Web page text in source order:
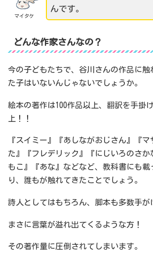
マイタケ
んです。
どんな作家さんなの？
今の子どもたちで、谷川さんの作品に触
た子はいないんじゃないでしょうか。
絵本の著作は100作品以上、翻訳を手掛
上！！
『スイミー』『あしながおじさん』『マ
た』『フレデリック』『にじいろのさ
もこ』『あな』などなど、教科書にも載
り、誰もが触れてきたことでしょう。
詩人としてはもちろん、脚本も多数手が
まさに言葉が溢れ出てくるような方！
その著作量に圧倒されてしまいます。